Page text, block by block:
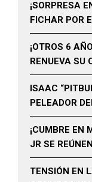
¡SORPRESA
FICHAR POR
¡OTROS 6
RENUEVA SU
ISAAC
PELEADOR
¡CUMBRE EN
JR SE REÚNEN
TENSIÓN EN